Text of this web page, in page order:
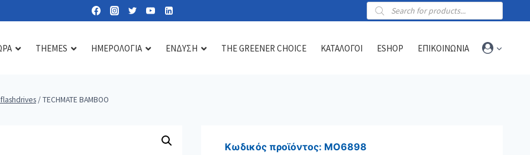
Products
search
THEMES ΗΜΕΡΟΛΟΓΙΑ ΕΝΔΥΣΗ THE GREENER CHOICE ΚΑΤΑΛΟΓΟΙ ESHOP ΕΠΙΚΟΙΝΩΝΙΑ
/TECHMATE BAMBOO
Κωδικός προϊόντος: MO6898